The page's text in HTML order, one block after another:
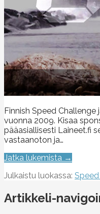
Finnish Speed
vuonna 2009. Kisaa
pääasiallisesti Laineet.fi
vastaanoton ja…
Jatka lukemista →
Julkaistu luokassa:
Artikkeli-